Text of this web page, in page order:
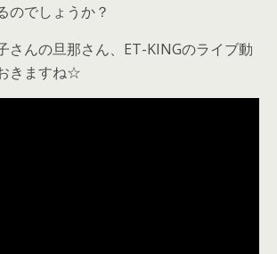
のでしょうか？
さんの旦那さん、ET-KINGのライブ動
きますね☆